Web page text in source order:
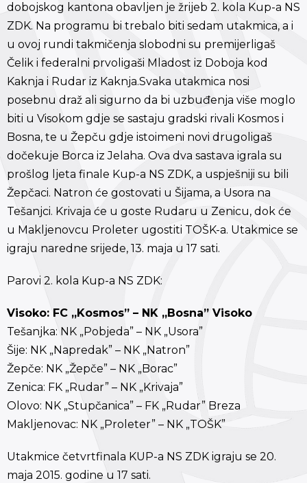
dobojskog kantona obavljen je žrijeb 2. kola Kup-a NS
ZDK. Na programu bi trebalo biti sedam utakmica, a i
u ovoj rundi takmičenja slobodni su premijerligaš
Čelik i federalni prvoligaši Mladost iz Doboja kod
Kaknja i Rudar iz Kaknja.Svaka utakmica nosi
posebnu draž ali sigurno da bi uzbuđenja više moglo
biti u Visokom gdje se sastaju gradski rivali Kosmos i
Bosna, te u Žepču gdje istoimeni novi drugoligaš
dočekuje Borca iz Jelaha. Ova dva sastava igrala su
prošlog ljeta finale Kup-a NS ZDK, a uspješniji su bili
Žepčaci. Natron će gostovati u Šijama, a Usora na
Tešanjci. Krivaja će u goste Rudaru u Zenicu, dok će
u Makljenovcu Proleter ugostiti TOŠK-a. Utakmice se
igraju naredne srijede, 13. maja u 17 sati.
Parovi 2. kola Kup-a NS ZDK:
Visoko: FC „Kosmos” – NK „Bosna” Visoko
Tešanjka: NK „Pobjeda” – NK „Usora”
Šije: NK „Napredak” – NK „Natron”
Žepče: NK „Žepče” – NK „Borac”
Zenica: FK „Rudar” – NK „Krivaja”
Olovo: NK „Stupčanica” – FK „Rudar” Breza
Makljenovac: NK „Proleter” – NK „TOŠK”
Utakmice četvrtfinala KUP-a NS ZDK igraju se 20.
maja 2015. godine u 17 sati.